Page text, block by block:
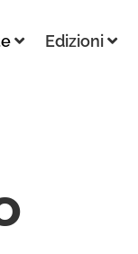
Edizioni